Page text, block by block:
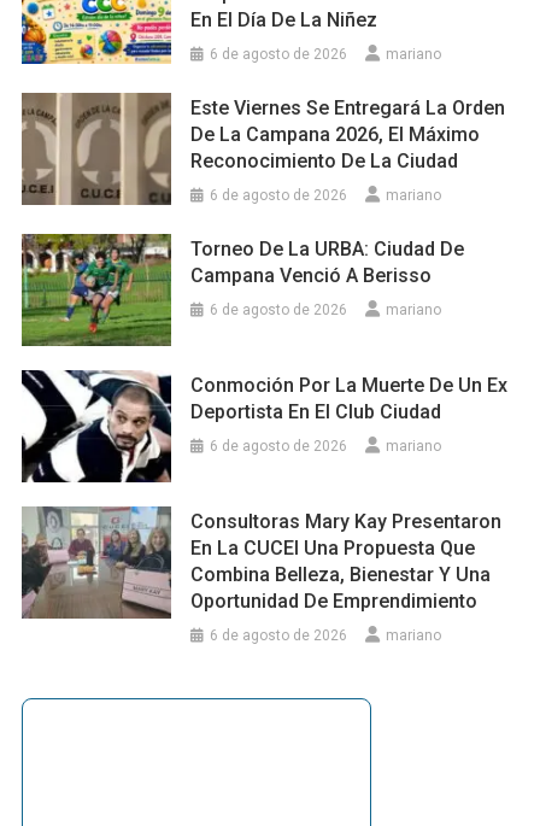
En El Día De La Niñez
6 de agosto de 2026 mariano
Este Viernes Se Entregará La Orden
De La Campana 2026, El Máximo
Reconocimiento De La Ciudad
6 de agosto de 2026 mariano
Torneo De La URBA: Ciudad De
Campana Venció A Berisso
6 de agosto de 2026 mariano
Conmoción Por La Muerte De Un Ex
Deportista En El Club Ciudad
6 de agosto de 2026 mariano
Consultoras Mary Kay Presentaron
En La CUCEI Una Propuesta Que
Combina Belleza, Bienestar Y Una
Oportunidad De Emprendimiento
6 de agosto de 2026 mariano